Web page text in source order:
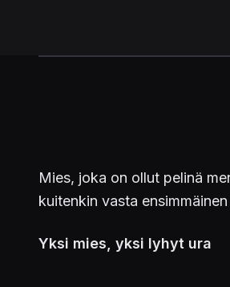
Mies, joka on ollut pelinä
kuitenkin vasta
Yksi mies, yksi lyhyt ura